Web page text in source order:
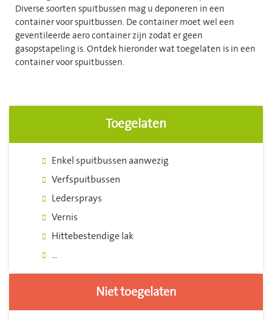
Diverse soorten spuitbussen mag u deponeren in een
container voor spuitbussen. De container moet wel een
geventileerde aero container zijn zodat er geen
gasopstapeling is. Ontdek hieronder wat toegelaten is in een
container voor spuitbussen.
Toegelaten
Enkel spuitbussen aanwezig
Verfspuitbussen
Ledersprays
Vernis
Hittebestendige lak
...
Niet toegelaten